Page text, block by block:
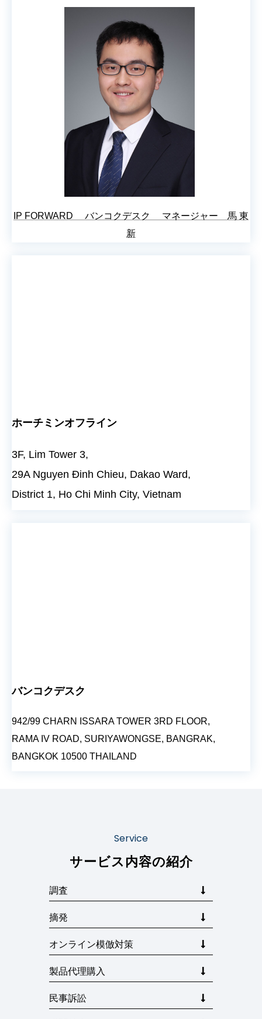
IP FORWARD バンコクデスク マネージャー 馬 東
新
ホーチミンオフライン
3F, Lim Tower 3,
29A Nguyen Đinh Chieu, Dakao Ward,
District 1, Ho Chi Minh City, Vietnam
バンコクデスク
942/99 CHARN ISSARA TOWER 3RD FLOOR,
RAMA IV ROAD, SURIYAWONGSE, BANGRAK,
BANGKOK 10500 THAILAND
Service
サービス内容の紹介
調査
摘発
オンライン模倣対策
製品代理購入
民事訴訟